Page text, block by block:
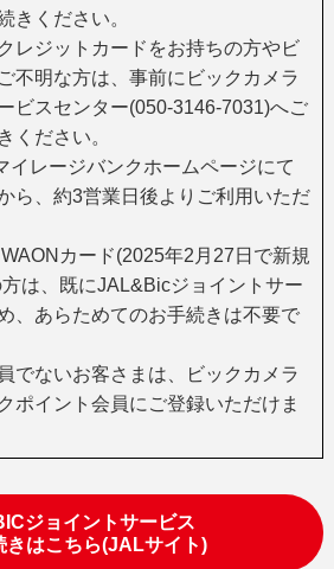
きください。
レジットカードをお持ちの方やビ
不明な方は、事前にビックカメラ
ビスセンター(050-3146-7031)へご
ください。
イレージバンクホームページにて
ら、約3営業日後よりご利用いただ
カード(2025年2月27日で新規
は、既にJAL&Bicジョイントサー
、あらためてのお手続きは不要で
でないお客さまは、ビックカメラ
ポイント会員にご登録いただけま
ジョイントサービス
きはこちら(JALサイト)